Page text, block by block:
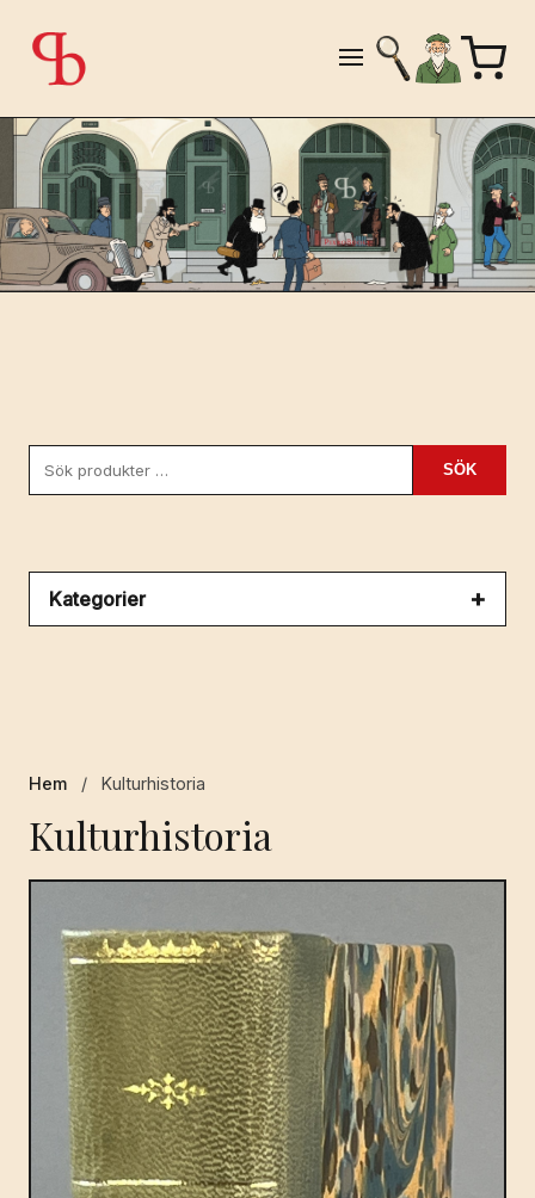
SÖK
Kategorier
Hem / Kulturhistoria
Kulturhistoria